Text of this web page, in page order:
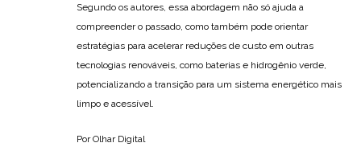
Segundo os autores, essa abordagem não só ajuda a
compreender o passado, como também pode orientar
estratégias para acelerar reduções de custo em outras
tecnologias renováveis, como baterias e hidrogênio verde,
potencializando a transição para um sistema energético mais
limpo e acessível.
Por Olhar Digital